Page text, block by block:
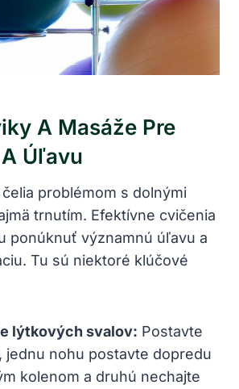
A Masáže Pre
Úľavu
problémom s dolnými
trnutím. Efektívne cvičenia
ponúknuť významnú úľavu a
Tu sú niektoré klúčové
lýtkových svalov: Postavte
jednu nohu postavte dopredu
kolenom a druhú nechajte